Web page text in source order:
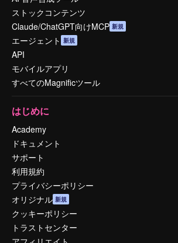
ストックコンテンツ
Claude/ChatGPT向けMCP 新規
エージェント 新規
API
モバイルアプリ
すべてのMagnificツール
はじめに
Academy
ドキュメント
サポート
利用規約
プライバシーポリシー
オリジナル 新規
クッキーポリシー
トラストセンター